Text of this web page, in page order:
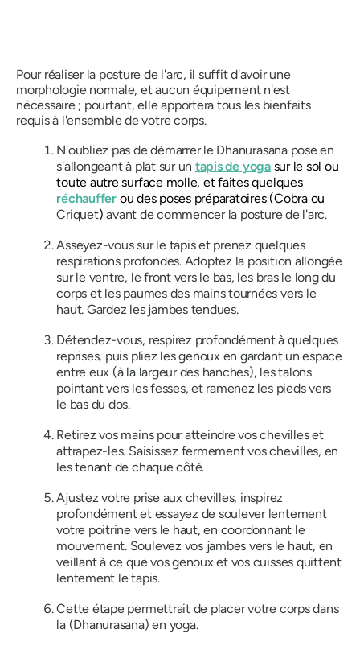
Pour réaliser la posture de l'arc, il suffit d'avoir une
morphologie normale, et aucun équipement n'est
nécessaire ; pourtant, elle apportera tous les bienfaits
requis à l'ensemble de votre corps.
N'oubliez pas de démarrer le Dhanurasanapose en
s'allongeant à plat sur un tapis de yogasur le sol ou
toute autre surface molle, et faites quelques
réchaufferou des poses préparatoires (Cobra ou
Criquet)avant de commencer la posture de l'arc.
Asseyez-vous sur le tapis et prenez quelques
respirations profondes. Adoptez la position allongée
sur le ventre, le front vers le bas, les bras le long du
corps et les paumes des mains tournées vers le
haut. Gardez les jambes tendues.
Détendez-vous, respirez profondément à quelques
reprises, puis pliez les genoux en gardant un espace
entre eux (à la largeur des hanches), les talons
pointant vers les fesses, et ramenez les pieds vers
le bas du dos.
Retirez vos mains pour atteindre vos chevilles et
attrapez-les. Saisissez fermement vos chevilles, en
les tenant de chaque côté.
Ajustez votre prise aux chevilles, inspirez
profondément et essayez de soulever lentement
votre poitrine vers le haut, en coordonnant le
mouvement. Soulevez vos jambes vers le haut, en
veillant à ce que vos genoux et vos cuisses quittent
lentement le tapis.
Cette étape permettrait de placer votre corps dans
la (Dhanurasana) en yoga.